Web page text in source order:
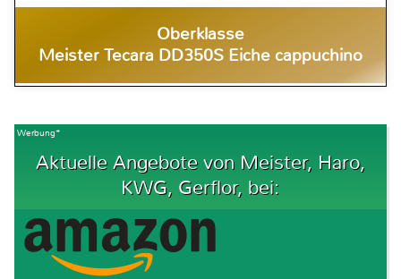
Oberklasse
Meister Tecara DD350S Eiche cappuchino
Werbung*
Aktuelle Angebote von Meister, Haro,
KWG, Gerflor, bei: